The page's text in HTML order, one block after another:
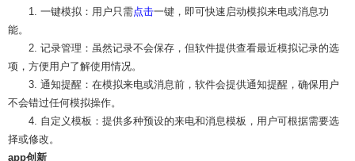
1. 一键模拟：用户只需点击一键，即可快速启动模拟来电或消息功
能。
2. 记录管理：虽然记录不会保存，但软件提供查看最近模拟记录的选
项，方便用户了解使用情况。
3. 通知提醒：在模拟来电或消息前，软件会提供通知提醒，确保用户
不会错过任何模拟操作。
4. 自定义模板：提供多种预设的来电和消息模板，用户可根据需要选
择或修改。
app创新